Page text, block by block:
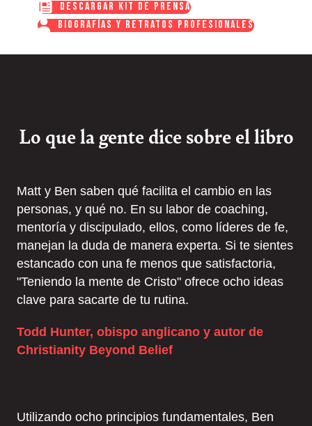
DESCARGAR KIT DE PRENSA
BIOGRAFÍAS Y RETRATOS PROFESIONALES
Lo que la gente dice sobre el libro
Matt y Ben saben qué facilita el cambio en las
personas, y qué no. En su labor de coaching,
mentoría y discipulado, ellos, como líderes de fe,
manejan la duda de manera experta. Si te sientes
estancado con una fe menos que satisfactoria,
"Teniendo la mente de Cristo" ofrece ocho ideas
clave para sacarte de tu rutina.
Todd Hunter, obispo anglicano y autor de
Christianity Beyond Belief
Utilizando ocho principios fundamentales, Ben